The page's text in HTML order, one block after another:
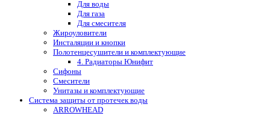
Для воды
Для газа
Для смесителя
Жироуловители
Инсталяции и кнопки
Полотенцесушители и комплектующие
4. Радиаторы Юнифит
Сифоны
Смесители
Унитазы и комплектующие
Система защиты от протечек воды
ARROWHEAD